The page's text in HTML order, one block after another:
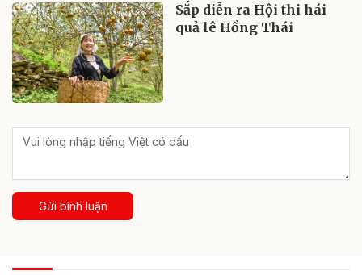
Sắp diễn ra Hội thi hái
quả lê Hồng Thái
Gửi bình luận